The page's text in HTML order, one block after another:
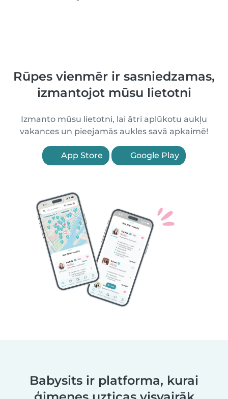
Rūpes vienmēr ir sasniedzamas,
izmantojot mūsu lietotni
Izmanto mūsu lietotni, lai ātri aplūkotu aukļu
vakances un pieejamās aukles savā apkaimē!
App Store Google Play
Babysits ir platforma, kurai